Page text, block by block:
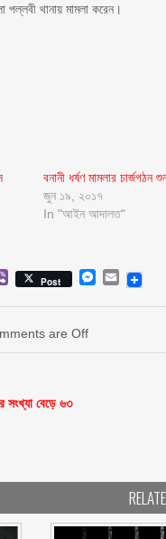
পল্লবী থানায় মামলা করেন।
বনানী ধর্ষণ মামলার চার্জগঠন
জুন ১৯, ২০১৭
In "আইন আদালত"
ViberPost Messenger
Email
are Off
সংখ্যা বেড়ে ৬৩